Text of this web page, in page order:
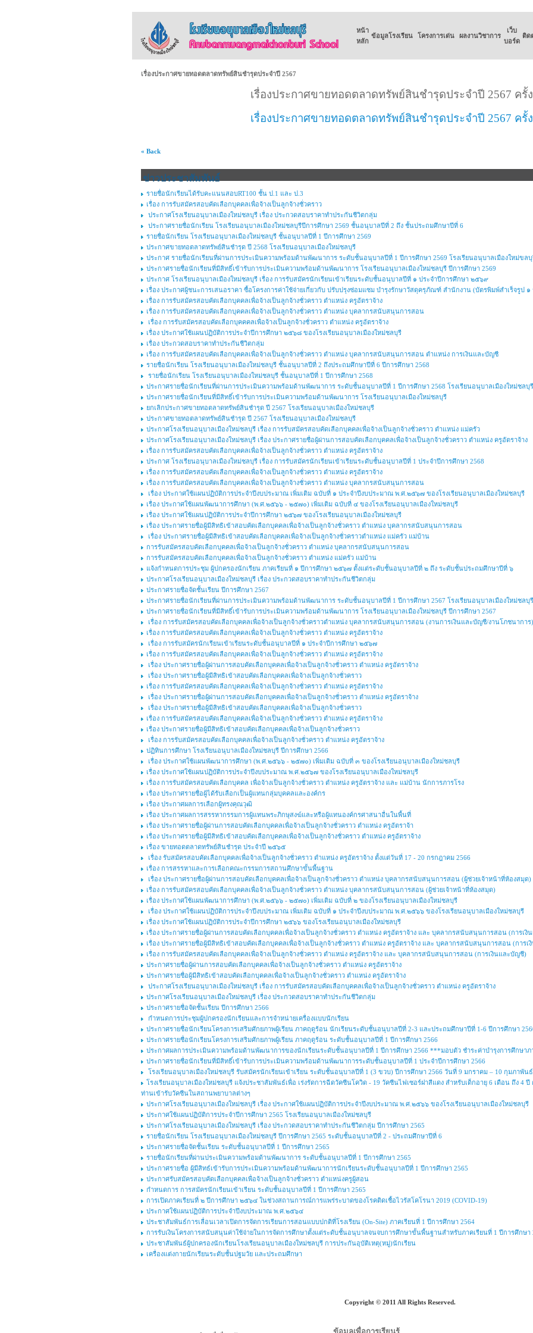
หน้า
หลัก
ข้อมูลโรงเรียน โครงการเด่น ผลงานวิชาการ
เว็บ
บอร์ด
ติด
เรื่องประกาศขายทอดตลาดทรัพย์สินชำรุดประจำปี 2567
เรื่องประกาศขายทอดตลาดทรัพย์สินชำรุดประจำปี 2567 ครั้
เรื่องประกาศขายทอดตลาดทรัพย์สินชำรุดประจำปี 2567 ครั้
« Back
ข่าวประชาสัมพันธ์
รายชื่อนักเรียนได้รับคะแนนสอบRT100 ชั้น ป.1 และ ป.3
เรื่อง การรับสมัครสอบคัดเลือกบุคคลเพื่อจ้างเป็นลูกจ้างชั่วคราว
ประกาศโรงเรียนอนุบาลเมืองใหม่ชลบุรี เรื่อง ประกวดสอบราคาทำประกันชีวิตกลุ่ม
ประกาศรายชื่อนักเรียน โรงเรียนอนุบาลเมืองใหม่ชลบุรีปีการศึกษา 2569 ชั้นอนุบาลปีที่ 2 ถึง ชั้นประถมศึกษาปีที่ 6
รายชื่อนักเรียน โรงเรียนอนุบาลเมืองใหม่ชลบุรี ชั้นอนุบาลปีที่ 1 ปีการศึกษา 2569
ประกาศขายทอตลาดทรัพย์สินชำรุด ปี 2568 โรงเรียนอนุบาลเมืองใหม่ชลบุรี
ประกาศ รายชื่อนักเรียนที่ผ่านการประเมินความพร้อมด้านพัฒนาการ ระดับชั้นอนุบาลปีที่ 1 ปีการศึกษา 2569 โรงเรียนอนุบาลเมืองใหม่ขล
ประกาศรายชื่อนักเรียนที่มีสิทธิ์เข้ารับการประเมินความพร้อมด้านพัฒนาการ โรงเรียนอนุบาลเมืองใหม่ชลบุรี ปีการศึกษา 2569
ประกาศ โรงเรียนอนุบาลเมืองใหม่ชลบุรี เรื่อง การรับสมัครนักเรียนเข้าเรียนระดับชั้นอนุบาลปีที่ ๑ ประจำปีการศึกษา ๒๕๖๙
เรื่อง ประกาศผู้ชนะการเสนอราคา ซื้อโครงการค่าใช้จ่ายเกี่ยวกับ ปรับปรุงซ่อมแซม บำรุงรักษาวัสดุครุภัณฑ์ สำนักงาน (บัตรพิมพ์สำเร็จรูป ๑
เรื่อง การรับสมัครสอบคัดเลือกบุคคลเพื่อจ้างเป็นลูกจ้างชั่วคราว ตำแหน่ง ครูอัตราจ้าง
เรื่อง การรับสมัครสอบคัดเลือกบุคคลเพื่อจ้างเป็นลูกจ้างชั่วคราว ตำแหน่ง บุคลากรสนับสนุนการสอน
เรื่อง การรับสมัครสอบคัดเลือกบุคคคลเพื่อจ้างเป็นลูกจ้างชั่วคราว ตำแหน่ง ครูอัตราจ้าง
เรื่อง ประกาศใช้แผนปฏิบัติการประจำปีการศึกษา ๒๕๖๘ ของโรงเรียนอนุบาลเมืองใหม่ชลบุรี
เรื่อง ประกวดสอบราคาทำประกันชีวิตกลุ่ม
เรื่อง การรับสมัครสอบคัดเลือกบุคคลเพื่อจ้างเป็นลูกจ้างชั่วคราว ตำแหน่ง บุคลากรสนับสนุนการสอน ตำแหน่ง การเงินและบัญชี
รายชื่อนักเรียน โรงเรียนอนุบาลเมืองใหม่ชลบุรี ชั้นอนุบาลปีที่ 2 ถึงประถมศึกษาปีที่ 6 ปีการศึกษา 2568
รายชื่อนักเรียน โรงเรียนอนุบาลเมืองใหม่ชลบุรี ชั้นอนุบาลปีที่ 1 ปีการศึกษา 2568
ประกาศรายชื่อนักเรียนที่ผ่านการประเมินความพร้อมด้านพัฒนาการ ระดับชั้นอนุบาลปีที่ 1 ปีการศึกษา 2568 โรงเรียนอนุบาลเมืองใหม่ชลบุรี
ประกาศรายชื่อนักเรียนที่มีสิทธิ์เข้ารับการประเมินความพร้อมด้านพัฒนาการ โรงเรียนอนุบาลเมืองใหม่ชลบุรี
ยกเลิกประกาศขายทอตลาดทรัพย์สินชำรุด ปี 2567 โรงเรียนอนุบาลเมืองใหม่ชลบุรี
ประกาศขายทอตลาดทรัพย์สินชำรุด ปี 2567 โรงเรียนอนุบาลเมืองใหม่ชลบุรี
ประกาศโรงเรียนอนุบาลเมืองใหม่ชลบุรี เรื่อง การรับสมัครสอบคัดเลือกบุคคลเพื่อจ้างเป็นลูกจ้างชั่วคราว ตำแหน่ง แม่ครัว
ประกาศโรงเรียนอนุบาลเมืองใหม่ชลบุรี เรื่อง ประกาศรายชื่อผู้ผ่านการสอบคัดเลือกบุคคลเพื่อจ้างเป็นลูกจ้างชั่วคราว ตำแหน่ง ครูอัตราจ้าง
เรื่อง การรับสมัครสอบคัดเลือกบุคคลเพื่อจ้างเป็นลูกจ้างชั่วคราว ตำแหน่ง ครูอัตราจ้าง
ประกาศ โรงเรียนอนุบาลเมืองใหม่ชลบุรี เรื่อง การรับสมัครนักเรียนเข้าเรียนระดับชั้นอนุบาลปีที่ 1 ประจำปีการศึกษา 2568
เรื่อง การรับสมัครสอบคัดเลือกบุคคลเพื่อจ้างเป็นลูกจ้างชั่วคราว ตำแหน่ง ครูอัตราจ้าง
เรื่อง การรับสมัครสอบคัดเลือกบุคคลเพื่อจ้างเป็นลูกจ้างชั่วคราว ตำแหน่ง บุคลากรสนับสนุนการสอน
เรื่อง ประกาศใช้แผนปฏิบัติการประจำปีงบประมาณ เพิ่มเติม ฉบับที่ ๑ ประจำปีงบประมาณ พ.ศ.๒๕๖๗ ของโรงเรียนอนุบาลเมืองใหม่ชลบุรี
เรื่อง ประกาศใช้แผนพัฒนาการศึกษา (พ.ศ.๒๕๖๖ - ๒๕๗๐) เพิ่มเติม ฉบับที่ ๔ ของโรงเรียนอนุบาลเมืองใหม่ชลบุรี
เรื่อง ประกาศใช้แผนปฏิบัติการประจำปีการศึกษา ๒๕๖๗ ของโรงเรียนอนุบาลเมืองใหม่ชลบุรี
เรื่อง ประกาศรายชื่อผู้มีสิทธิเข้าสอบคัดเลือกบุคคลเพื่อจ้างเป็นลูกจ้างชั่วคราว ตำแหน่ง บุคลากรสนับสนุนการสอน
เรื่อง ประกาศรายชื่อผู้มีสิทธิเข้าสอบคัดเลือกบุคคลเพื่อจ้างเป็นลูกจ้างชั่วคราวตำแหน่ง แม่ครัว แม่บ้าน
การรับสมัครสอบคัดเลือกบุคคลเพื่อจ้างเป็นลูกจ้างชั่วคราว ตำแหน่ง บุคลากรสนับสนุนการสอน
การรับสมัครสอบคัดเลือกบุคคลเพื่อจ้างเป็นลูกจ้างชั่วคราว ตำแหน่ง แม่ครัว แม่บ้าน
แจ้งกำหนดการประชุม ผู้ปกครองนักเรียน ภาคเรียนที่ ๑ ปีการศึกษา ๒๕๖๗ ตั้งแต่ระดับชั้นอนุบาลปีที่ ๒ ถึง ระดับชั้นประถมศึกษาปีที่ ๖
ประกาศโรงเรียนอนุบาลเมืองใหม่ชลบุรี เรื่อง ประกวดสอบราคาทำประกันชีวิตกลุ่ม
ประกาศรายชื่อจัดชั้นเรียน ปีการศึกษา 2567
ประกาศรายชื่อนักเรียนที่ผ่านการประเมินความพร้อมด้านพัฒนาการ ระดับชั้นอนุบาลปีที่ 1 ปีการศึกษา 2567 โรงเรียนอนุบาลเมืองใหม่ชลบุรี
ประกาศรายชื่อนักเรียนที่มีสิทธิ์เข้ารับการประเมินความพร้อมด้านพัฒนาการ โรงเรียนอนุบาลเมืองใหม่ชลบุรี ปีการศึกษา 2567
เรื่อง การรับสมัครสอบคัดเลือกบุคคลเพื่อจ้างเป็นลูกจ้างชั่วคราวตำแหน่ง บุคลากรสนับสนุนการสอน (งานการเงินและบัญชี/งานโภชนาการ)
เรื่อง การรับสมัครสอบคัดเลือกบุคคลเพื่อจ้างเป็นลูกจ้างชั่วคราว ตำแหน่ง ครูอัตราจ้าง
เรื่อง การรับสมัครนักเรียนเข้าเรียนระดับชั้นอนุบาลปีที่ ๑ ประจำปีการศึกษา ๒๕๖๗
เรื่อง การรับสมัครสอบคัดเลือกบุคคลเพื่อจ้างเป็นลูกจ้างชั่วคราว ตำแหน่ง ครูอัตราจ้าง
เรื่อง ประกาศรายชื่อผู้ผ่านการสอบคัดเลือกบุคคลเพื่อจ้างเป็นลูกจ้างชั่วคราว ตำแหน่ง ครูอัตราจ้าง
เรื่อง ประกาศรายชื่อผู้มีสิทธิเข้าสอบคัดเลือกบุคคลเพื่อจ้างเป็นลูกจ้างชั่วคราว
เรื่อง การรับสมัครสอบคัดเลือกบุคคลเพื่อจ้างเป็นลูกจ้างชั่วคราว ตำแหน่ง ครูอัตราจ้าง
เรื่อง ประกาศรายชื่อผู้ผ่านการสอบคัดเลือกบุคคลเพื่อจ้างเป็นลูกจ้างชั่วคราว ตำแหน่ง ครูอัตราจ้าง
เรื่อง ประกาศรายชื่อผู้มีสิทธิเข้าสอบคัดเลือกบุคคลเพื่อจ้างเป็นลูกจ้างชั่วคราว
เรื่อง การรับสมัครสอบคัดเลือกบุคคลเพื่อจ้างเป็นลูกจ้างชั่วคราว ตำแหน่ง ครูอัตราจ้าง
เรื่อง ประกาศรายชื่อผู้มีสิทธิเข้าสอบคัดเลือกบุคคลเพื่อจ้างเป็นลูกจ้างชั่วคราว
เรื่อง การรับสมัครสอบคัดเลือกบุคคลเพื่อจ้างเป็นลูกจ้างชั่วคราว ตำแหน่ง ครูอัตราจ้าง
ปฏิทินการศึกษา โรงเรียนอนุบาลเมืองใหม่ชลบุรี ปีการศึกษา 2566
เรื่อง ประกาศใช้แผนพัฒนาการศึกษา (พ.ศ.๒๕๖๖ - ๒๕๗๐) เพิ่มเติม ฉบับที่ ๓ ของโรงเรียนอนุบาลเมืองใหม่ชลบุรี
เรื่อง ประกาศใช้แผนปฏิบัติการประจำปีงบประมาณ พ.ศ.๒๕๖๗ ของโรงเรียนอนุบาลเมืองใหม่ชลบุรี
เรื่อง การรับสมัครสอบคัดเลือกบุคคล เพื่อจ้างเป็นลูกจ้างชั่วคราว ตำแหน่ง ครูอัตราจ้าง และ แม่บ้าน นักการภารโรง
เรื่อง ประกาศรายชื่อผู้ได้รับเลือกเป็นผู้แทนกลุ่มบุคคลและองค์กร
เรื่อง ประกาศผลการเลือกผู้ทรงคุณวุฒิ
เรื่อง ประกาศผลการสรรหากรรมการผู้แทนพระภิกษุสงฆ์และหรือผู้แทนองค์กรศาสนาอื่นในพื้นที่
เรื่อง ประกาศรายชื่อผู้ผ่านการสอบคัดเลือกบุคคลเพื่อจ้างเป็นลูกจ้างชั่วคราว ตำแหน่ง ครูอัตราจ้า
เรื่อง ประกาศรายชื่อผู้มีสิทธิเข้าสอบคัดเลือกบุคคลเพื่อจ้างเป็นลูกจ้างชั่วคราว ตำแหน่ง ครูอัตราจ้าง
เรื่อง ขายทอดตลาดทรัพย์สินชำรุด ประจำปี ๒๕๖๕
เรื่อง รับสมัครสอบคัดเลือกบุคคลเพื่อจ้างเป็นลูกจ้างชั่วคราว ตำแหน่ง ครูอัตราจ้าง ตั้งแต่วันที่ 17 - 20 กรกฎาคม 2566
เรื่อง การสรรหาและการเลือกคณะกรรมการสถานศึกษาขั้นพื้นฐาน
เรื่อง ประกาศรายชื่อผู้ผ่านการสอบคัดเลือกบุคคลเพื่อจ้างเป็นลูกจ้างชั่วคราว ตำแหน่ง บุคลากรสนับสนุนการสอน (ผู้ช่วยเจ้าหน้าที่ห้องสมุด)
เรื่อง การรับสมัครสอบคัดเลือกบุคคลเพื่อจ้างเป็นลูกจ้างชั่วคราว ตำแหน่ง บุคลากรสนับสนุนการสอน (ผู้ช่วยเจ้าหน้าที่ห้องสมุด)
เรื่อง ประกาศใช้แผนพัฒนาการศึกษา (พ.ศ.๒๕๖๖ - ๒๕๗๐) เพิ่มเติม ฉบับที่ ๒ ของโรงเรียนอนุบาลเมืองใหม่ชลบุรี
เรื่อง ประกาศใช้แผนปฏิบัติการประจำปีงบประมาณ เพิ่มเติม ฉบับที่ ๑ ประจำปีงบประมาณ พ.ศ.๒๕๖๖ ของโรงเรียนอนุบาลเมืองใหม่ชลบุรี
เรื่อง ประกาศใช้แผนปฏิบัติการประจำปีการศึกษา ๒๕๖๖ ของโรงเรียนอนุบาลเมืองใหม่ชลบุรี
เรื่อง ประกาศรายชื่อผู้ผ่านการสอบคัดเลือกบุคคลเพื่อจ้างเป็นลูกจ้างชั่วคราว ตําแหน่ง ครูอัตราจ้าง และ บุคลากรสนับสนุนการสอน (การเงิ
เรื่อง ประกาศรายชื่อผู้มีสิทธิเข้าสอบคัดเลือกบุคคลเพื่อจ้างเป็นลูกจ้างชั่วคราว ตำแหน่ง ครูอัตราจ้าง และ บุคลากรสนับสนุนการสอน (การเ
เรื่อง การรับสมัครสอบคัดเลือกบุคคลเพื่อจ้างเป็นลูกจ้างชั่วคราว ตำแหน่ง ครูอัตราจ้าง และ บุคลากรสนับสนุนการสอน (การเงินและบัญชี)
ประกาศรายชื่อผู้ผ่านการสอบคัดเลือกบุคคลเพื่อจ้างเป็นลูกจ้างชั่วคราว ตำแหน่ง ครูอัตราจ้าง
ประกาศรายชื่อผู้มีสิทธิเข้าสอบคัดเลือกบุคคลเพื่อจ้างเป็นลูกจ้างชั่วคราว ตำแหน่ง ครูอัตราจ้าง
ประกาศโรงเรียนอนุบาลเมืองใหม่ชลบุรี เรื่อง การรับสมัครสอบคัดเลือกบุคคลเพื่อจ้างเป็นลูกจ้างชั่วคราว ตำแหน่ง ครูอัตราจ้าง
ประกาศโรงเรียนอนุบาลเมืองใหม่ชลบุรี เรื่อง ประกวดสอบราคาทำประกันชีวิตกลุ่ม
ประกาศรายชื่อจัดชั้นเรียน ปีการศึกษา 2566
กำหนดการประชุมผู้ปกครองนักเรียนและการจำหน่ายเครื่องแบบนักเรียน
ประกาศรายชื่อนักเรียนโครงการเสริมศักยภาพผู้เรียน ภาคฤดูร้อน นักเรียนระดับชั้นอนุบาลปีที่ 2-3 และประถมศึกษาปีที่ 1-6 ปีการศึกษา
ประกาศรายชื่อนักเรียนโครงการเสริมศักยภาพผู้เรียน ภาคฤดูร้อน ระดับชั้นอนุบาลปีที่ 1 ปีการศึกษา 2566
ประกาศผลการประเมินความพร้อมด้านพัฒนาการของนักเรียนระดับชั้นอนุบาลปีที่ 1 ปีการศึกษา 2566 ***มอบตัว ชำระค่าบำรุงการศึกษา
ประกาศรายชื่อนักเรียนที่มีสิทธิ์เข้ารับการประเมินความพร้อมด้านพัฒนาการระดับชั้นอนุบาลปีที่ 1 ประจำปีการศึกษา 2566
โรงเรียนอนุบาลเมืองใหม่ชลบุรี รับสมัครนักเรียนเข้าเรียน ระดับชั้นอนุบาลปีที่ 1 (3 ขวบ) ปีการศึกษา 2566 วันที่ 9 มกราคม – 10 กุมภาพัน
โรงเรียนอนุบาลเมืองใหม่ชลบุรี แจ้งประชาสัมพันธ์เพื่อ เร่งรัดการฉีดวัคซีนโควิด - 19 วัคซีนไฟเซอร์ฝาสีแดง สำหรับเด็กอายุ 6 เดือน ถึง 4
ท่านเข้ารับวัคซีนในสถานพยาบาลต่างๆ
ประกาศโรงเรียนอนุบาลเมืองใหม่ชลบุรี เรื่อง ประกาศใช้แผนปฏิบัติการประจำปีงบประมาณ พ.ศ.๒๕๖๖ ของโรงเรียนอนุบาลเมืองใหม่ชลบุรี
ประกาศใช้แผนปฏิบัติการประจำปีการศึกษา 2565 โรงเรียนอนุบาลเมืองใหม่ชลบุรี
ประกาศโรงเรียนอนุบาลเมืองใหม่ชลบุรี เรื่อง ประกวดสอบราคาทำประกันชีวิตกลุ่ม ปีการศึกษา 2565
รายชื่อนักเรียน โรงเรียนอนุบาลเมืองใหม่ชลบุรี ปีการศึกษา 2565 ระดับชั้นอนุบาลปีที่ 2 - ประถมศึกษาปีที่ 6
ประกาศรายชื่อจัดชั้นเรียน ระดับชั้นอนุบาลปีที่ 1 ปีการศึกษา 2565
รายชื่อนักเรียนที่ผ่านประเมินความพร้อมด้านพัฒนาการ ระดับชั้นอนุบาลปีที่ 1 ปีการศึกษา 2565
ประกาศรายชื่อ ผู้มีสิทธ์เข้ารับการประเมินความพร้อมด้านพัฒนาการนักเรียนระดับชั้นอนุบาลปีที่ 1 ปีการศึกษา 2565
ประกาศรับสมัครสอบคัดเลือกบุคคลเพื่อจ้างเป็นลูกจ้างชั่วคราว ตำแหน่งครูผู้สอน
กำหนดการ การสมัครนักเรียนเข้าเรียน ระดับชั้นอนุบาลปีที่ 1 ปีการศึกษา 2565
การเปิดภาคเรียนที่ ๒ ปีการศึกษา ๒๕๖๔ ในช่วงสถานการณ์การแพร่ระบาดของโรคติดเชื้อไวรัสโคโรนา 2019 (COVID-19)
ประกาศใช้แผนปฏิบัติการประจำปีงบประมาณ พ.ศ.๒๕๖๔
ประชาสัมพันธ์การเลื่อนเวลาเปิดการจัดการเรียนการสอนแบบปกติที่โรงเรียน (On-Site) ภาคเรียนที่ 1 ปีการศึกษา 2564
การรับเงินโครงการสนับสนุนค่าใช้จ่ายในการจัดการศึกษาตั้งแต่ระดับชั้นอนุบาลจนจบการศึกษาขั้นพื้นฐานสำหรับภาคเรียนที่ 1 ปีการศึกษา
ประชาสัมพันธ์ผู้ปกครองนักเรียนโรงเรียนอนุบาลเมืองใหม่ชลบุรี การประกันอุบัติเหตุ(หมู่)นักเรียน
เครื่องแต่งกายนักเรียนระดับชั้นปฐมวัย และประถมศึกษา
Copyright © 2011 All Rights Reserved.